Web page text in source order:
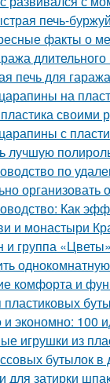
печь-
факты о
печь для
на
своими
с
лучшую
по
организовать
Как
и монастыри
группа
комфорта и
пластиковых
и экономно: 100
игрушки из
бутылок
для затирки